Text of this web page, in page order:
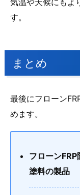
す。
まとめ
最後にフローン
めます。
フローン
塗料の製品